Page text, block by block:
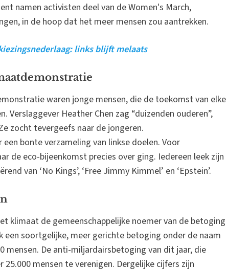
namen activisten deel van de Women's March,
in de hoop dat het meer mensen zou aantrekken.
links blijft melaats
waren jonge mensen, die de toekomst van elke
Heather Chen zag “duizenden ouderen”,
zocht tevergeefs naar de jongeren.
bonte verzameling van linkse doelen. Voor
de eco-bijeenkomst precies over ging. Iedereen leek zijn
van ‘No Kings’, ‘Free Jimmy Kimmel’ en ‘Epstein’.
klimaat de gemeenschappelijke noemer van de betoging
soortgelijke, meer gerichte betoging onder de naam
mensen. De anti-miljardairsbetoging van dit jaar, die
mensen te verenigen. Dergelijke cijfers zijn